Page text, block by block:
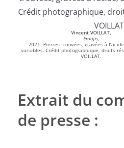
Vincent VOILLAT,
Emojis,
2021. Pierres trouvées, gravées à
variables. Crédit photographique, droits
VOILLAT.
Extrait du
de presse :